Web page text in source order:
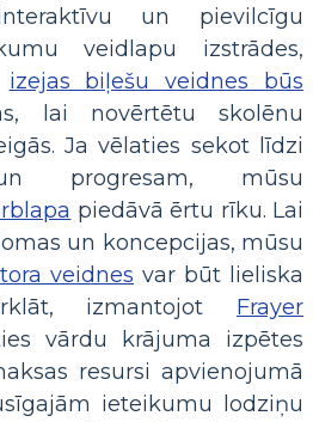
un pievilcīgu
veidlapu izstrādes,
izejas biļešu veidnes būs
lai novērtētu skolēnu
Ja vēlaties sekot līdzi
progresam, mūsu
piedāvā ērtu rīku. Lai
un koncepcijas, mūsu
veidnes var būt lieliska
izmantojot Frayer
vārdu krājuma izpētes
resursi apvienojumā
ieteikumu lodziņu